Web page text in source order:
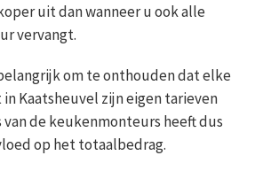
uit dan wanneer u ook alle
vervangt.
om te onthouden dat elke
Kaatsheuvel zijn eigen tarieven
de keukenmonteurs heeft dus
op het totaalbedrag.